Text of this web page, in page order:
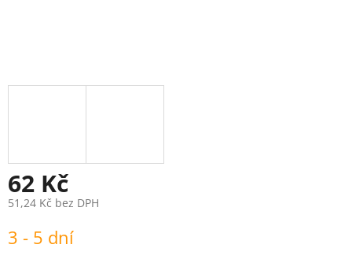
62 Kč
51,24 Kč bez DPH
cena:
3 - 5 dní